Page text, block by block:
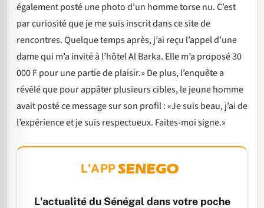
également posté une photo d’un homme torse nu. C’est
par curiosité que je me suis inscrit dans ce site de
rencontres. Quelque temps après, j’ai reçu l’appel d’une
dame qui m’a invité à l’hôtel Al Barka. Elle m’a proposé 30
000 F pour une partie de plaisir.» De plus, l’enquête a
révélé que pour appâter plusieurs cibles, le jeune homme
avait posté ce message sur son profil : «Je suis beau, j’ai de
l’expérience et je suis respectueux. Faites-moi signe.»
L'APP
L'actualité du Sénégal dans votre poche